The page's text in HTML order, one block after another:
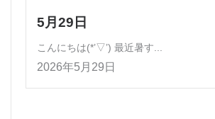
5月29日
こんにちは(*’▽’) 最近暑す...
2026年5月29日